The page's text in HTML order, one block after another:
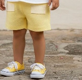
y camisas
y abrigos
y ranitas
interior